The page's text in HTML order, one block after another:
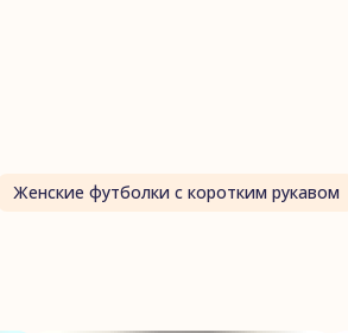
Женские футболки с коротким рукавом